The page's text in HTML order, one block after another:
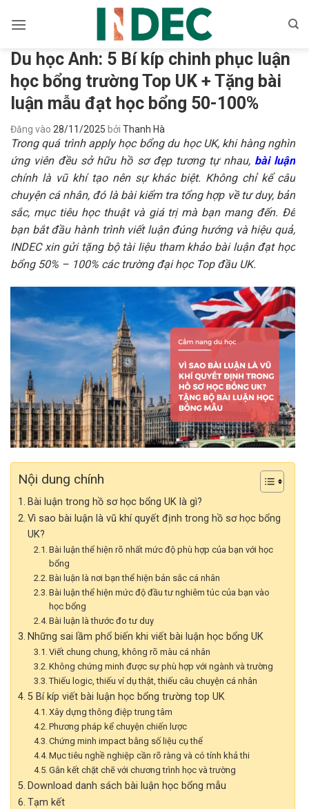
qua
dungDu học Anh: 5 Bí kíp chinh phục luận
học bổng trường Top UK + Tặng bài
luận mẫu đạt học bổng 50-100%
Đăng vào 28/11/2025 bởi Thanh Hà
Trong quá trình apply học bổng du học UK, khi hàng nghìn
ứng viên đều sở hữu hồ sơ đẹp tương tự nhau, bài luận
chính là vũ khí tạo nên sự khác biệt. Không chỉ kể câu
chuyện cá nhân, đó là bài kiểm tra tổng hợp về tư duy, bản
sắc, mục tiêu học thuật và giá trị mà bạn mang đến. Để
bạn bắt đầu hành trình viết luận đúng hướng và hiệu quả,
INDEC xin gửi tặng bộ tài liệu tham khảo bài luận đạt học
bổng 50% – 100% các trường đại học Top đầu UK.
Nội dung chính
Bài luận trong hồ sơ học bổng UK là gì?
Vì sao bài luận là vũ khí quyết định trong hồ sơ học bổng
UK?
Bài luận thể hiện rõ nhất mức độ phù hợp của bạn với học
bổng
Bài luận là nơi bạn thể hiện bản sắc cá nhân
Bài luận thể hiện mức độ đầu tư nghiêm túc của bạn vào
học bổng
Bài luận là thước đo tư duy
Những sai lầm phổ biến khi viết bài luận học bổng UK
Viết chung chung, không rõ màu cá nhân
Không chứng minh được sự phù hợp với ngành và trường
Thiếu logic, thiếu ví dụ thật, thiếu câu chuyện cá nhân
5 Bí kíp viết bài luận học bổng trường top UK
Xây dựng thông điệp trung tâm
Phương pháp kể chuyện chiến lược
Chứng minh impact bằng số liệu cụ thể
Mục tiêu nghề nghiệp cần rõ ràng và có tính khả thi
Gắn kết chặt chẽ với chương trình học và trường
Download danh sách bài luận học bổng mẫu
Tạm kết